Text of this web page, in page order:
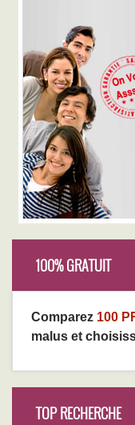
100% GRATUIT
Comparez 100
malus et
TOP RECHERCHE